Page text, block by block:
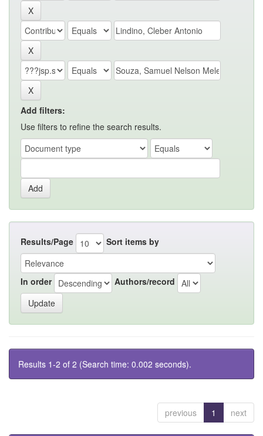
Add filters:
Use filters to refine the search results.
Results/Page Sort items by
In order Authors/record
Results 1-2 of 2 (Search time: 0.002 seconds).
previous 1 next